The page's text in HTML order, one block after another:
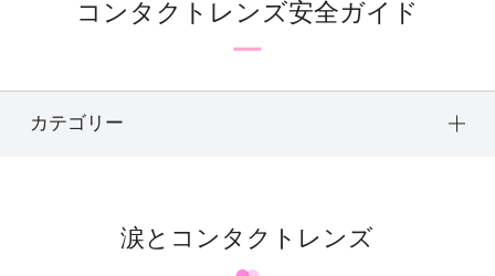
コンタクトレンズ安全ガイド
カテゴリー
コンタクトレンズの 正しい使い方！
涙とコンタクトレンズ